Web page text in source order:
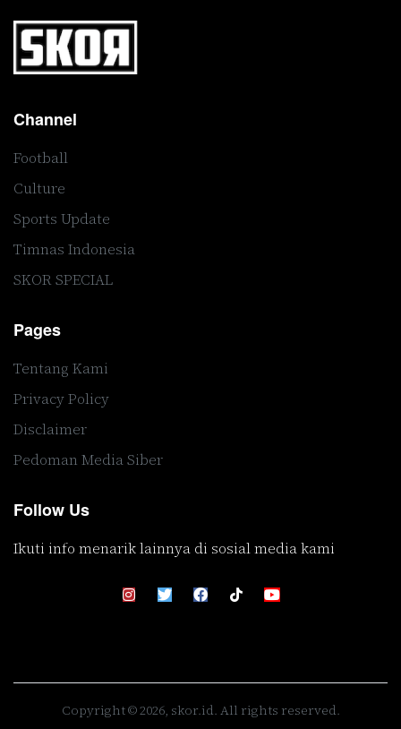
Channel
Football
Culture
Sports Update
Timnas Indonesia
SKOR SPECIAL
Pages
Tentang Kami
Privacy Policy
Disclaimer
Pedoman Media Siber
Follow Us
Ikuti info menarik lainnya di sosial media kami
Copyright © 2026, skor.id. All rights reserved.